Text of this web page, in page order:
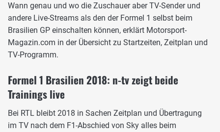
Wann genau und wo die Zuschauer aber TV-Sender und
andere Live-Streams als den der Formel 1 selbst beim
Brasilien GP einschalten können, erklärt Motorsport-
Magazin.com in der Übersicht zu Startzeiten, Zeitplan und
TV-Programm.
Formel 1 Brasilien 2018: n-tv zeigt beide
Trainings live
Bei RTL bleibt 2018 in Sachen Zeitplan und Übertragung
im TV nach dem F1-Abschied von Sky alles beim